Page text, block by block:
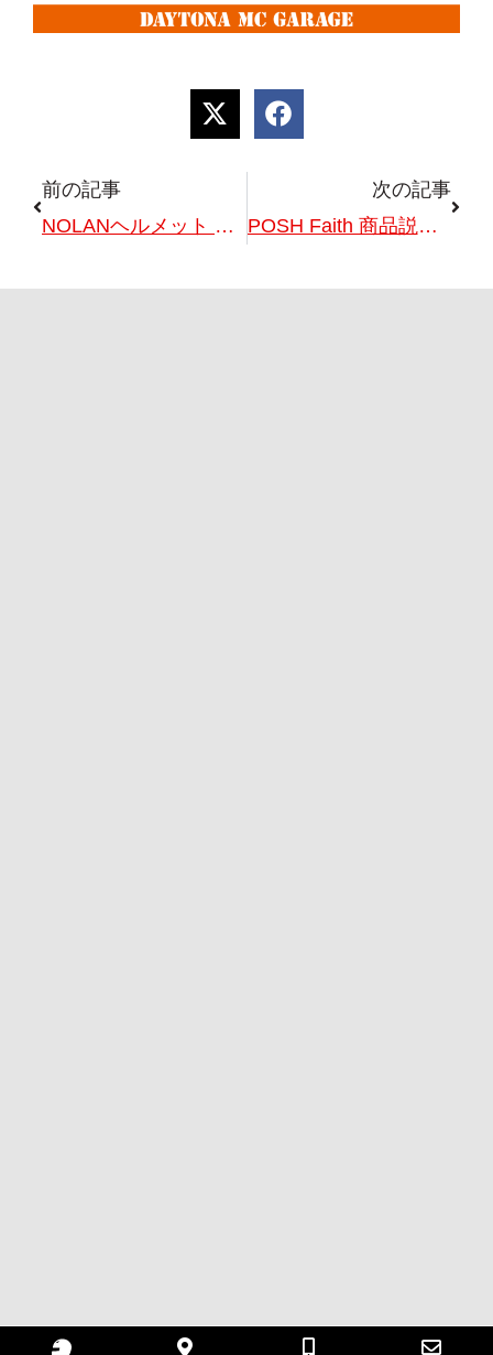
前の記事
NOLANヘルメット フィッティングキャラバン開催！7/25(土)26(日)
次の記事
POSH Faith 商品説明・展示即売会 開催！